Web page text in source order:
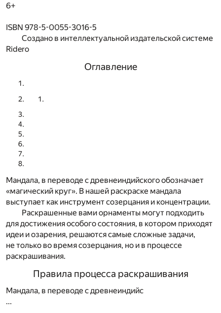
6+
ISBN 978-5-0055-3016-5
Создано в интеллектуальной издательской системе
Ridero
Оглавление
Мандала, в переводе с древнеиндийского обозначает
«магический круг». В нашей раскраске мандала
выступает как инструмент созерцания и концентрации.
Раскрашенные вами орнаменты могут подходить
для достижения особого состояния, в котором приходят
идеи и озарения, решаются самые сложные задачи,
не только во время созерцания, но и в процессе
раскрашивания.
Правила процесса раскрашивания
Мандала, в переводе с древнеиндийс
...